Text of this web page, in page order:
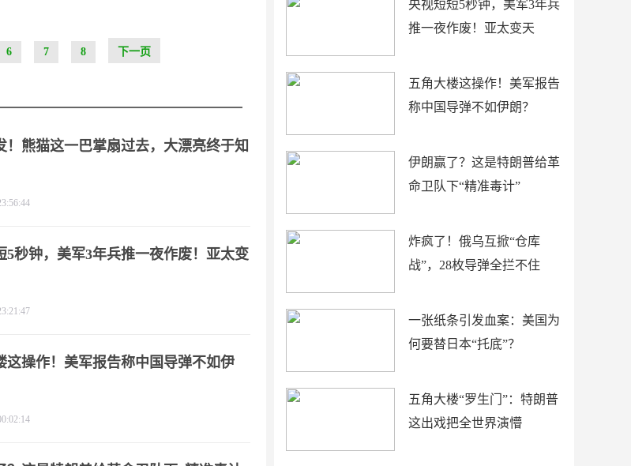
6 7 8 下一页
央视短短5秒钟，美军3年兵
推一夜作废！亚太变天
五角大楼这操作！美军报告
称中国导弹不如伊朗？
伊朗赢了？这是特朗普给革
命卫队下“精准毒计”
炸疯了！俄乌互掀“仓库
战”，28枚导弹全拦不住
一张纸条引发血案：美国为
何要替日本“托底”？
五角大楼“罗生门”：特朗普
这出戏把全世界演懵
！熊猫这一巴掌扇过去，大漂亮终于知
5秒钟，美军3年兵推一夜作废！亚太变
这操作！美军报告称中国导弹不如伊